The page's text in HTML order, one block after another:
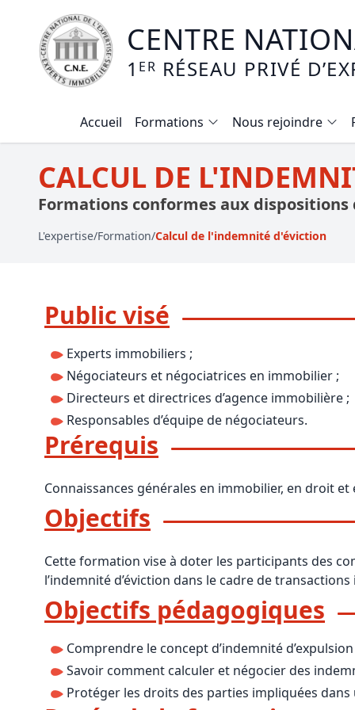
CENTRE
1 ER RÉSEAU PRIVÉ
Accueil
Formations
Formation expertise immobilière /
Expertise local commercial
Mise en copropriété
Bioclimatique BBC
Règles d’urbanisme
Pathologies des bâtiments
Estimer le droit au bail
Nous rejoindre
CALCUL DE
Formations conformes aux dispositions
L'expertise/Formation/Calcul de l'indemnité d'éviction
Public visé
Experts immobiliers ;
Négociateurs et négociatrices en immobilier ;
Directeurs et directrices d’agence immobilière ;
Responsables d’équipe de négociateurs.
Prérequis
Connaissances générales en immobilier, en droit et
Objectifs
Cette formation vise à doter les participants des
l’indemnité d’éviction dans le cadre de
Objectifs pédagogiques
Comprendre le concept d’indemnité d’expulsion
Savoir comment calculer et négocier des
Protéger les droits des parties impliquées dans